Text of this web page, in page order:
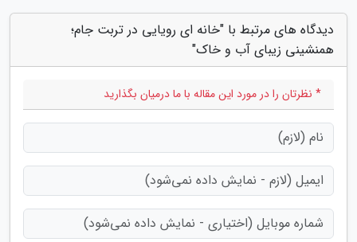
دیدگاه های مرتبط با "خانه ای رویایی در تربت جام؛
همنشینی زیبای آب و خاک"
* نظرتان را در مورد این مقاله با ما درمیان بگذارید